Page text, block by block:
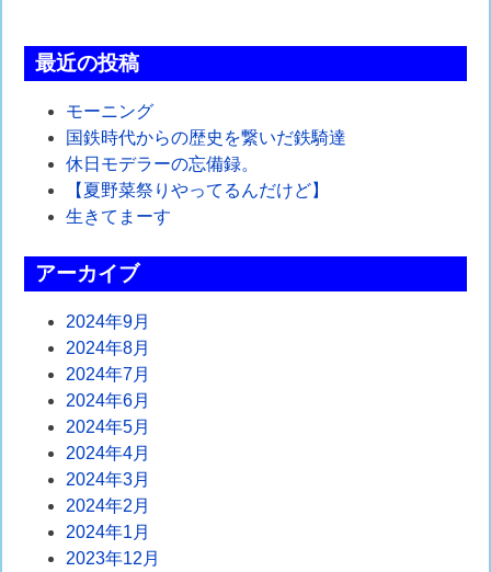
ナ
ビ
ゲ
ー
シ
ョ
ン
最近の投稿
モーニング
国鉄時代からの歴史を繋いだ鉄騎達
休日モデラーの忘備録。
【夏野菜祭りやってるんだけど】
生きてまーす
アーカイブ
2024年9月
2024年8月
2024年7月
2024年6月
2024年5月
2024年4月
2024年3月
2024年2月
2024年1月
2023年12月